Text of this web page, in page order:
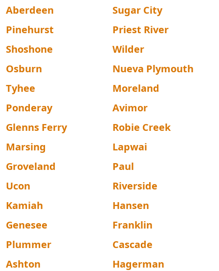
Aberdeen
Sugar City
Pinehurst
Priest River
Shoshone
Wilder
Osburn
Nueva Plymouth
Tyhee
Moreland
Ponderay
Avimor
Glenns Ferry
Robie Creek
Marsing
Lapwai
Groveland
Paul
Ucon
Riverside
Kamiah
Hansen
Genesee
Franklin
Plummer
Cascade
Ashton
Hagerman